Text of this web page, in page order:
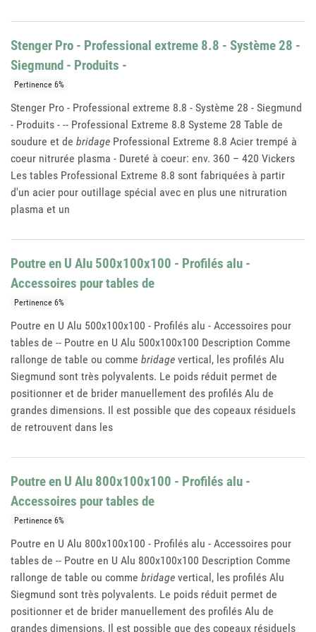
Stenger Pro - Professional extreme 8.8 - Système 28 -
Siegmund - Produits -
Pertinence 6%
Stenger Pro - Professional extreme 8.8 - Système 28 - Siegmund
- Produits - -- Professional Extreme 8.8 Systeme 28 Table de
soudure et de bridage Professional Extreme 8.8 Acier trempé à
coeur nitrurée plasma - Dureté à coeur: env. 360 – 420 Vickers
Les tables Professional Extreme 8.8 sont fabriquées à partir
d'un acier pour outillage spécial avec en plus une nitruration
plasma et un
Poutre en U Alu 500x100x100 - Profilés alu -
Accessoires pour tables de
Pertinence 6%
Poutre en U Alu 500x100x100 - Profilés alu - Accessoires pour
tables de -- Poutre en U Alu 500x100x100 Description Comme
rallonge de table ou comme bridage vertical, les profilés Alu
Siegmund sont très polyvalents. Le poids réduit permet de
positionner et de brider manuellement des profilés Alu de
grandes dimensions. Il est possible que des copeaux résiduels
de retrouvent dans les
Poutre en U Alu 800x100x100 - Profilés alu -
Accessoires pour tables de
Pertinence 6%
Poutre en U Alu 800x100x100 - Profilés alu - Accessoires pour
tables de -- Poutre en U Alu 800x100x100 Description Comme
rallonge de table ou comme bridage vertical, les profilés Alu
Siegmund sont très polyvalents. Le poids réduit permet de
positionner et de brider manuellement des profilés Alu de
grandes dimensions. Il est possible que des copeaux résiduels